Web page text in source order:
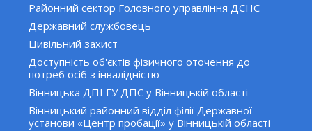
Районний сектор Головного управління ДСНС
Державний службовець
Цивільний захист
Доступність об'єктів фізичного оточення до
потреб осіб з інвалідністю
Вінницька ДПІ ГУ ДПС у Вінницькій області
Вінницький районний відділ філії Державної
установи «Центр пробації» у Вінницькій області